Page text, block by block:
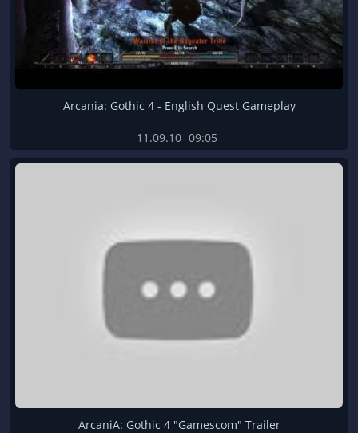
Arcania: Gothic 4 - English Quest Gameplay
11.09.10 09:05
ArcaniA: Gothic 4 "Gamescom" Trailer